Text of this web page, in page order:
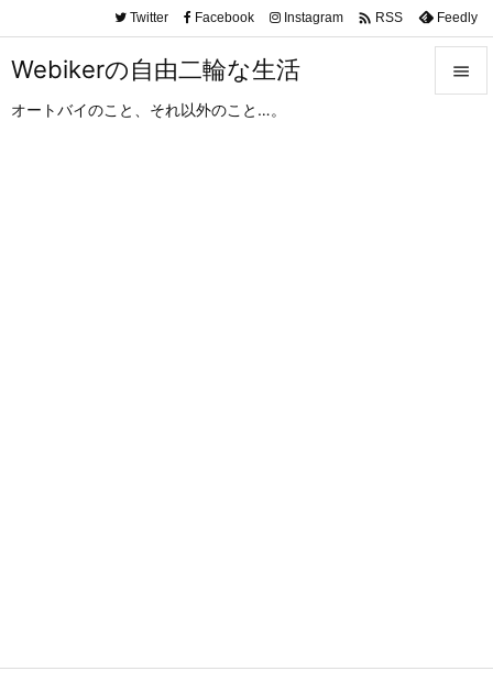
Webikerの自由二輪な生活
オートバイのこと、それ以外のこと…。

Twitter Facebook Instagram  RSS Feedly